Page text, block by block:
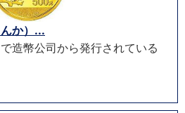
か）...
造幣公司から発行されている